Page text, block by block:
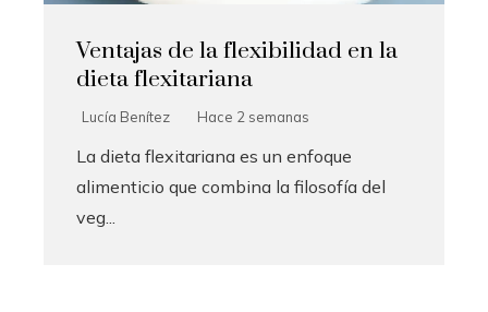
Ventajas de la flexibilidad en la
dieta flexitariana
Lucía Benítez Hace 2 semanas
La dieta flexitariana es un enfoque
alimenticio que combina la filosofía del
veg...